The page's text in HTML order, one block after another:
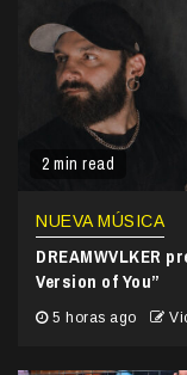
2 min read
NUEVA MÚSICA
DREAMWVLKER
Version of You”
5 horas ago